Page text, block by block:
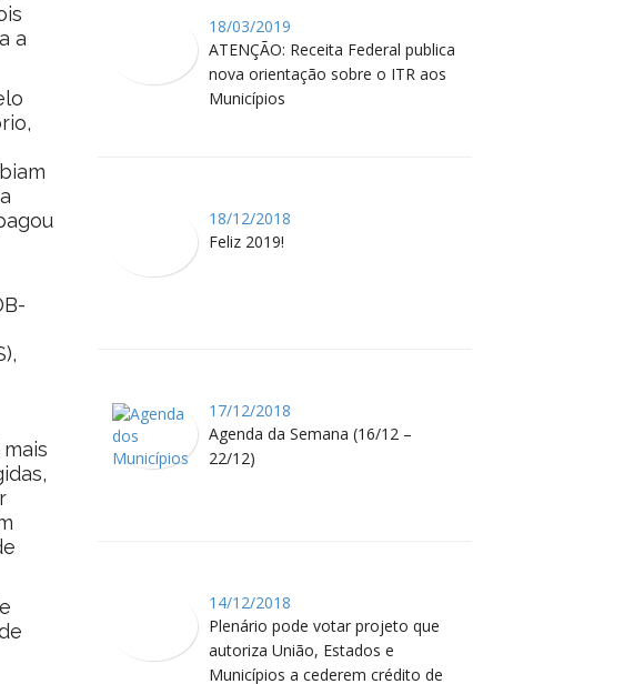
a
18/03/2019
ATENÇÃO: Receita Federal publica
nova orientação sobre o ITR aos
Municípios
18/12/2018
Feliz 2019!
17/12/2018
Agenda da Semana (16/12 –
22/12)
14/12/2018
Plenário pode votar projeto que
autoriza União, Estados e
Municípios a cederem crédito de